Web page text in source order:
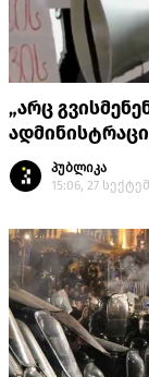
„არც
პუბლიკა
15:06, 27